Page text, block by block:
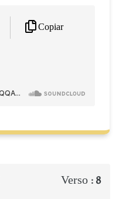
Copiar
Verso : 8